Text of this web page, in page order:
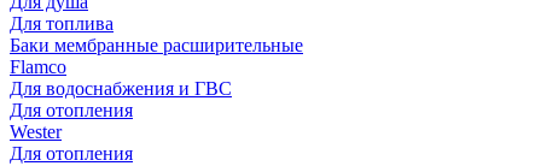
Для топлива
Баки мембранные расширительные
Flamco
Для водоснабжения и ГВС
Для отопления
Wester
Для отопления